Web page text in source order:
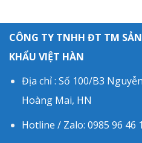
CÔNG TY TNHH ĐT TM
KHẨU VIỆT HÀN
Địa chỉ : Số 100/B3
Hoàng Mai, HN
Hotline / Zalo: 0985 96 46